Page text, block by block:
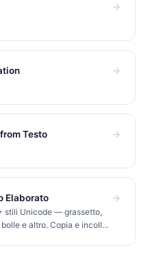
Testo
Elaborato
stili Unicode — grassetto,
e altro. Copia e incolla